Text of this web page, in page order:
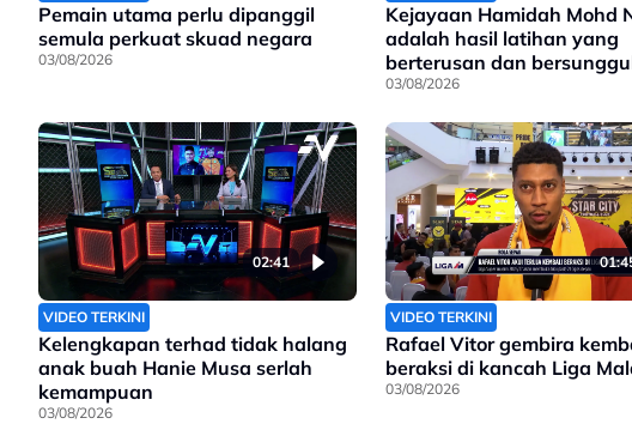
Pemain utama perlu dipanggil
semula perkuat skuad negara
03/08/2026
Kejayaan Hamidah Mohd
adalah hasil latihan yang
berterusan dan
sungguh
03/08/2026
02:41
VIDEO TERKINI
Kelengkapan terhad tidak halang
anak buah Hanie Musa serlah
kemampuan
03/08/2026
VIDEO TERKINI
Rafael Vitor gembira
beraksi di kancah Liga
03/08/2026